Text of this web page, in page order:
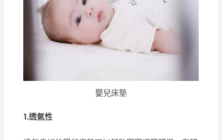
嬰兒床墊
1.透氣性